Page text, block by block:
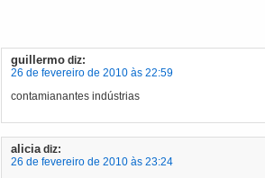
guillermo diz:
26 de fevereiro de 2010 às 22:59
contamianantes indústrias
alicia diz:
26 de fevereiro de 2010 às 23:24